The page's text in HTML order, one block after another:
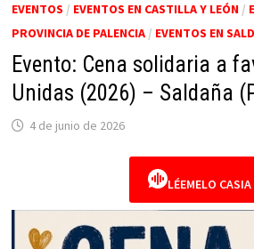
EVENTOS / EVENTOS EN CASTILLA Y LEÓN/
PROVINCIA DE PALENCIA/ EVENTOS EN
Evento: Cena solidaria a
Unidas (2026) – Saldaña
4 de junio de 2026
LÉEMELO CASIA